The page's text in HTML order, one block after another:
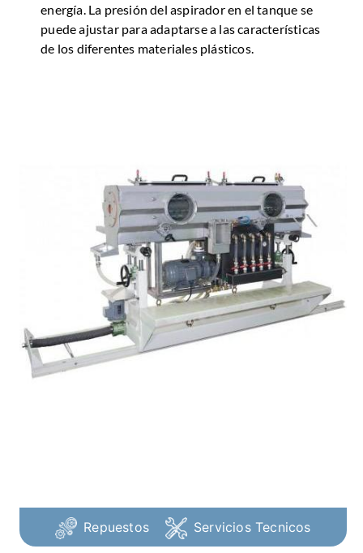
Repuestos Servicios Tecnicos
energía. La presión del aspirador en el tanque se
puede ajustar para adaptarse a las características
de los diferentes materiales plásticos.